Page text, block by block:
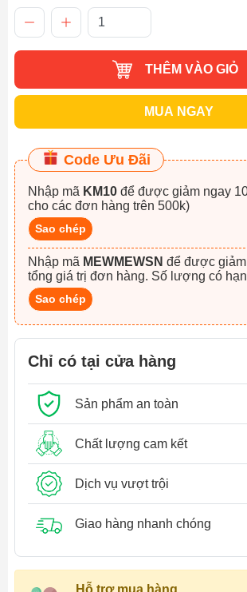
THÊM VÀO GIỎ
MUA NGAY
Code Ưu Đãi
Nhập mã KM10
cho các đơn hàng trên 500k)
Sao chép
Nhập mã MEWMEWSN
tổng giá trị đơn hàng. Số lượng có hạn
Sao chép
Chỉ có tại cửa hàng
Sản phẩm an toàn
Chất lượng cam kết
Dịch vụ vượt trội
Giao hàng nhanh chóng